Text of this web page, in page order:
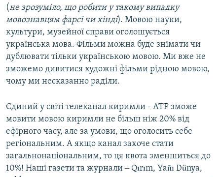
(не зрозуміло, що робити у такому випадку
мовознавцям фарсі чи хінді). Мовою науки,
культури, музейної справи оголошується
українська мова. Фільми можна буде знімати чи
дублювати тільки українською мовою. Ми вже не
зможемо дивитися художні фільми рідною мовою,
чому ми несказанно раділи.
Єдиний у світі телеканал киримли - АТР зможе
мовити мовою киримли не більш ніж 20% від
ефірного часу, але за умови, що оголосить себе
регіональним. А якщо канал захоче стати
загальнонаціональним, то ця квота зменшиться до
10%! Наші газети та журнали ‒ Qırım, Yañı Dünya,